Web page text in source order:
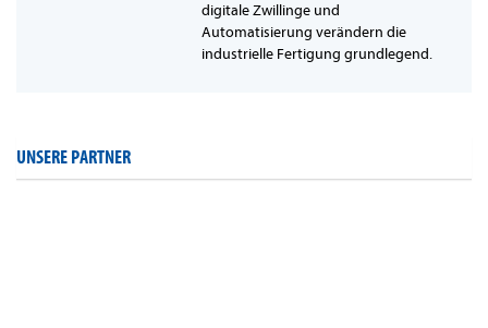
digitale Zwillinge und
Automatisierung verändern die
industrielle Fertigung grundlegend.
UNSERE PARTNER